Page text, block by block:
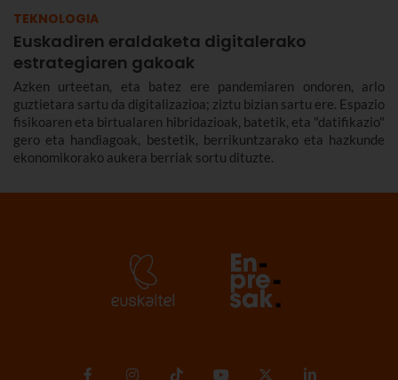
TEKNOLOGIA
Euskadiren eraldaketa digitalerako
estrategiaren gakoak
Azken urteetan, eta batez ere pandemiaren ondoren, arlo
guztietara sartu da digitalizazioa; ziztu bizian sartu ere. Espazio
fisikoaren eta birtualaren hibridazioak, batetik, eta "datifikazio"
gero eta handiagoak, bestetik, berrikuntzarako eta hazkunde
ekonomikorako aukera berriak sortu dituzte.